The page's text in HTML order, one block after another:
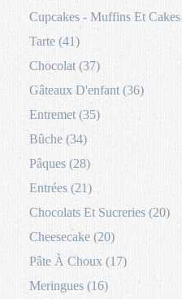
Cupcakes - Muffins Et
Tarte (41)
Chocolat (37)
Gâteaux D'enfant (36)
Entremet (35)
Bûche (34)
Pâques (28)
Entrées (21)
Chocolats Et Sucreries (20)
Cheesecake (20)
Pâte À Choux (17)
Meringues (16)